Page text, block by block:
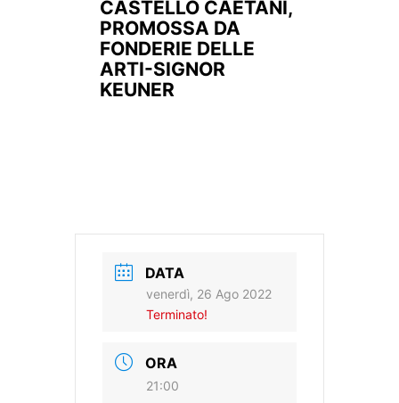
CASTELLO CAETANI,
PROMOSSA DA
FONDERIE DELLE
ARTI-SIGNOR
KEUNER
DATA
venerdì, 26 Ago 2022
Terminato!
ORA
21:00